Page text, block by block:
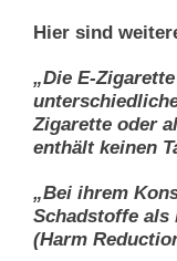
Hier sind
„Die E-
Zigarette oder
enthält keinen
„Bei ihrem
Schadstoffe als
(Harm